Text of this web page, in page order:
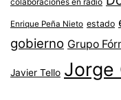
Enrique Peña Nieto estado
gobierno Grupo
Javier Tello Jorge